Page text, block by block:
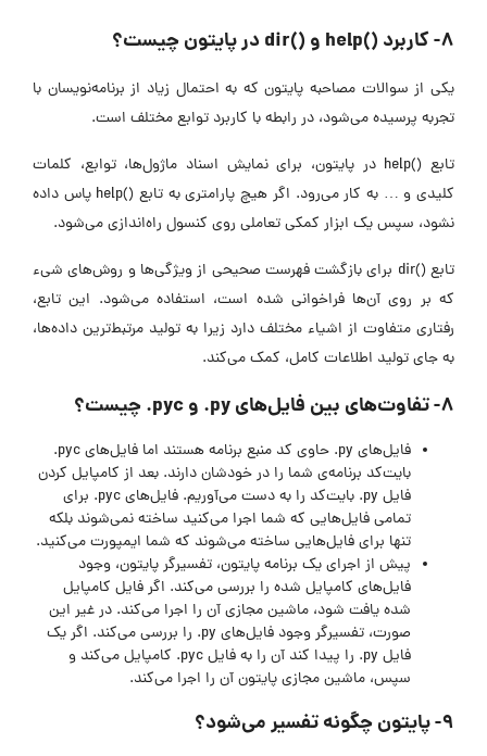
۸- کاربرد ()help و ()dir در پایتون چیست؟
یکی از سوالات مصاحبه پایتون که به احتمال زیاد از برنامه‌نویسان با
تجربه پرسیده می‌شود، در رابطه با کاربرد توابع مختلف است.
تابع ()help در پایتون، برای نمایش اسناد ماژول‌ها، توابع، کلمات
کلیدی و … به کار می‌رود. اگر هیچ پارامتری به تابع ()help پاس داده
نشود، سپس یک ابزار کمکی تعاملی روی کنسول راه‌اندازی می‌شود.
تابع ()dir برای بازگشت فهرست صحیحی از ویژگی‌ها و روش‌های شیء
که بر روی آن‌ها فراخوانی شده است، استفاده می‌شود. این تابع،
رفتاری متفاوت از اشیاء مختلف دارد زیرا به تولید مرتبط‌ترین داده‌ها،
به جای تولید اطلاعات کامل، کمک می‌کند.
۸- تفاوت‌های بین فایل‌های py. و pyc. چیست؟
فایل‌های py. حاوی کد منبع برنامه هستند اما فایل‌های pyc.
بایت‌کد برنامه‌ی شما را در خودشان دارند. بعد از کامپایل کردن
فایل py. بایت‌کد را به دست می‌آوریم. فایل‌های pyc. برای
تمامی فایل‌هایی که شما اجرا می‌کنید ساخته نمی‌شوند بلکه
تنها برای فایل‌هایی ساخته می‌شوند که شما ایمپورت می‌کنید.
پیش از اجرای یک برنامه پایتون، تفسیرگر پایتون، وجود
فایل‌های کامپایل شده را بررسی می‌کند. اگر فایل کامپایل
شده یافت شود، ماشین مجازی آن را اجرا می‌کند. در غیر این
صورت، تفسیرگر وجود فایل‌های py. را بررسی می‌کند. اگر یک
فایل py. را پیدا کند آن را به فایل pyc. کامپایل می‌کند و
سپس، ماشین مجازی پایتون آن‌ را اجرا می‌کند.
۹- پایتون چگونه تفسیر می‌شود؟